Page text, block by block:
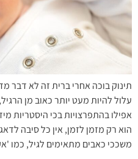
תינוק בוכה אחרי ברית זה לא דבר
עלול להיות מעט יותר כאוב מן
אפילו בהתפרצויות בכי היסטריות
הוא רק מזמן לזמן, אין כל סיבה
משככי כאבים מתאימים לגיל, כמו